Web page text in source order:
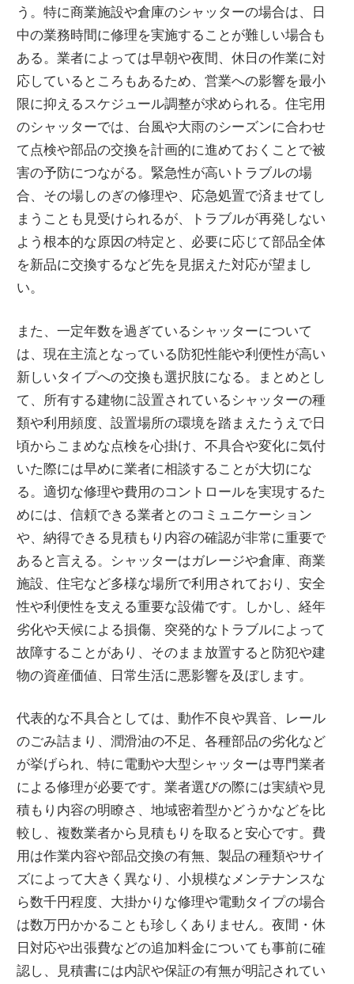
う。特に商業施設や倉庫のシャッターの場合は、日
中の業務時間に修理を実施することが難しい場合も
ある。業者によっては早朝や夜間、休日の作業に対
応しているところもあるため、営業への影響を最小
限に抑えるスケジュール調整が求められる。住宅用
のシャッターでは、台風や大雨のシーズンに合わせ
て点検や部品の交換を計画的に進めておくことで被
害の予防につながる。緊急性が高いトラブルの場
合、その場しのぎの修理や、応急処置で済ませてし
まうことも見受けられるが、トラブルが再発しない
よう根本的な原因の特定と、必要に応じて部品全体
を新品に交換するなど先を見据えた対応が望まし
い。
また、一定年数を過ぎているシャッターについて
は、現在主流となっている防犯性能や利便性が高い
新しいタイプへの交換も選択肢になる。まとめとし
て、所有する建物に設置されているシャッターの種
類や利用頻度、設置場所の環境を踏まえたうえで日
頃からこまめな点検を心掛け、不具合や変化に気付
いた際には早めに業者に相談することが大切にな
る。適切な修理や費用のコントロールを実現するた
めには、信頼できる業者とのコミュニケーション
や、納得できる見積もり内容の確認が非常に重要で
あると言える。シャッターはガレージや倉庫、商業
施設、住宅など多様な場所で利用されており、安全
性や利便性を支える重要な設備です。しかし、経年
劣化や天候による損傷、突発的なトラブルによって
故障することがあり、そのまま放置すると防犯や建
物の資産価値、日常生活に悪影響を及ぼします。
代表的な不具合としては、動作不良や異音、レール
のごみ詰まり、潤滑油の不足、各種部品の劣化など
が挙げられ、特に電動や大型シャッターは専門業者
による修理が必要です。業者選びの際には実績や見
積もり内容の明瞭さ、地域密着型かどうかなどを比
較し、複数業者から見積もりを取ると安心です。費
用は作業内容や部品交換の有無、製品の種類やサイ
ズによって大きく異なり、小規模なメンテナンスな
ら数千円程度、大掛かりな修理や電動タイプの場合
は数万円かかることも珍しくありません。夜間・休
日対応や出張費などの追加料金についても事前に確
認し、見積書には内訳や保証の有無が明記されてい